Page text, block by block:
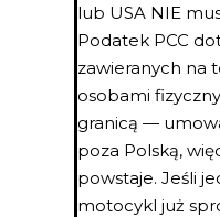
lub USA NIE
Podatek PCC
zawieranych na
osobami
granicą —
poza Polską,
powstaje. Jeśli
motocykl już